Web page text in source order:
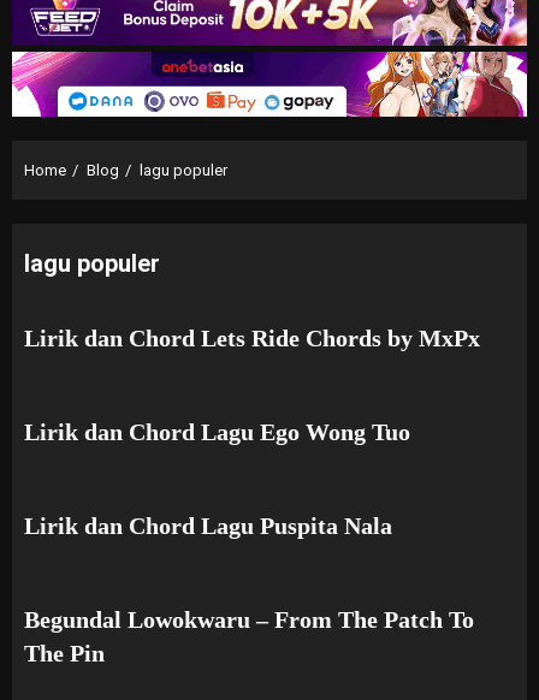
Home Blog lagu populer
lagu populer
Lirik dan Chord Lets Ride Chords by MxPx
Lirik dan Chord Lagu Ego Wong Tuo
Lirik dan Chord Lagu Puspita Nala
Begundal Lowokwaru – From The Patch To
The Pin